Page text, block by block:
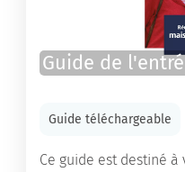
Guide de
Guide téléchargeable
Ce guide est destiné